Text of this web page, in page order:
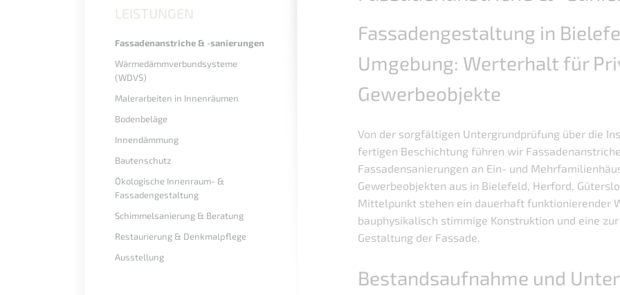
überspringen
LEISTUNGEN
Fassadenanstriche & -sanierungen
Wärmedämmverbundsysteme
(WDVS)
Malerarbeiten in Innenräumen
Bodenbeläge
Innendämmung
Bautenschutz
Ökologische Innenraum- &
Fassadengestaltung
Schimmelsanierung & Beratung
Restaurierung & Denkmalpflege
Ausstellung
Fassadengestaltung in
Umgebung: Werterhalt für
Gewerbeobjekte
Von der sorgfältigen Untergrundprüfung über die
fertigen Beschichtung führen wir
Fassadensanierungen an Ein- und
Gewerbeobjekten aus in Bielefeld, Herford,
Mittelpunkt stehen ein dauerhaft funktionierender
bauphysikalisch stimmige Konstruktion und eine
Gestaltung der Fassade.
Bestandsaufnahme und